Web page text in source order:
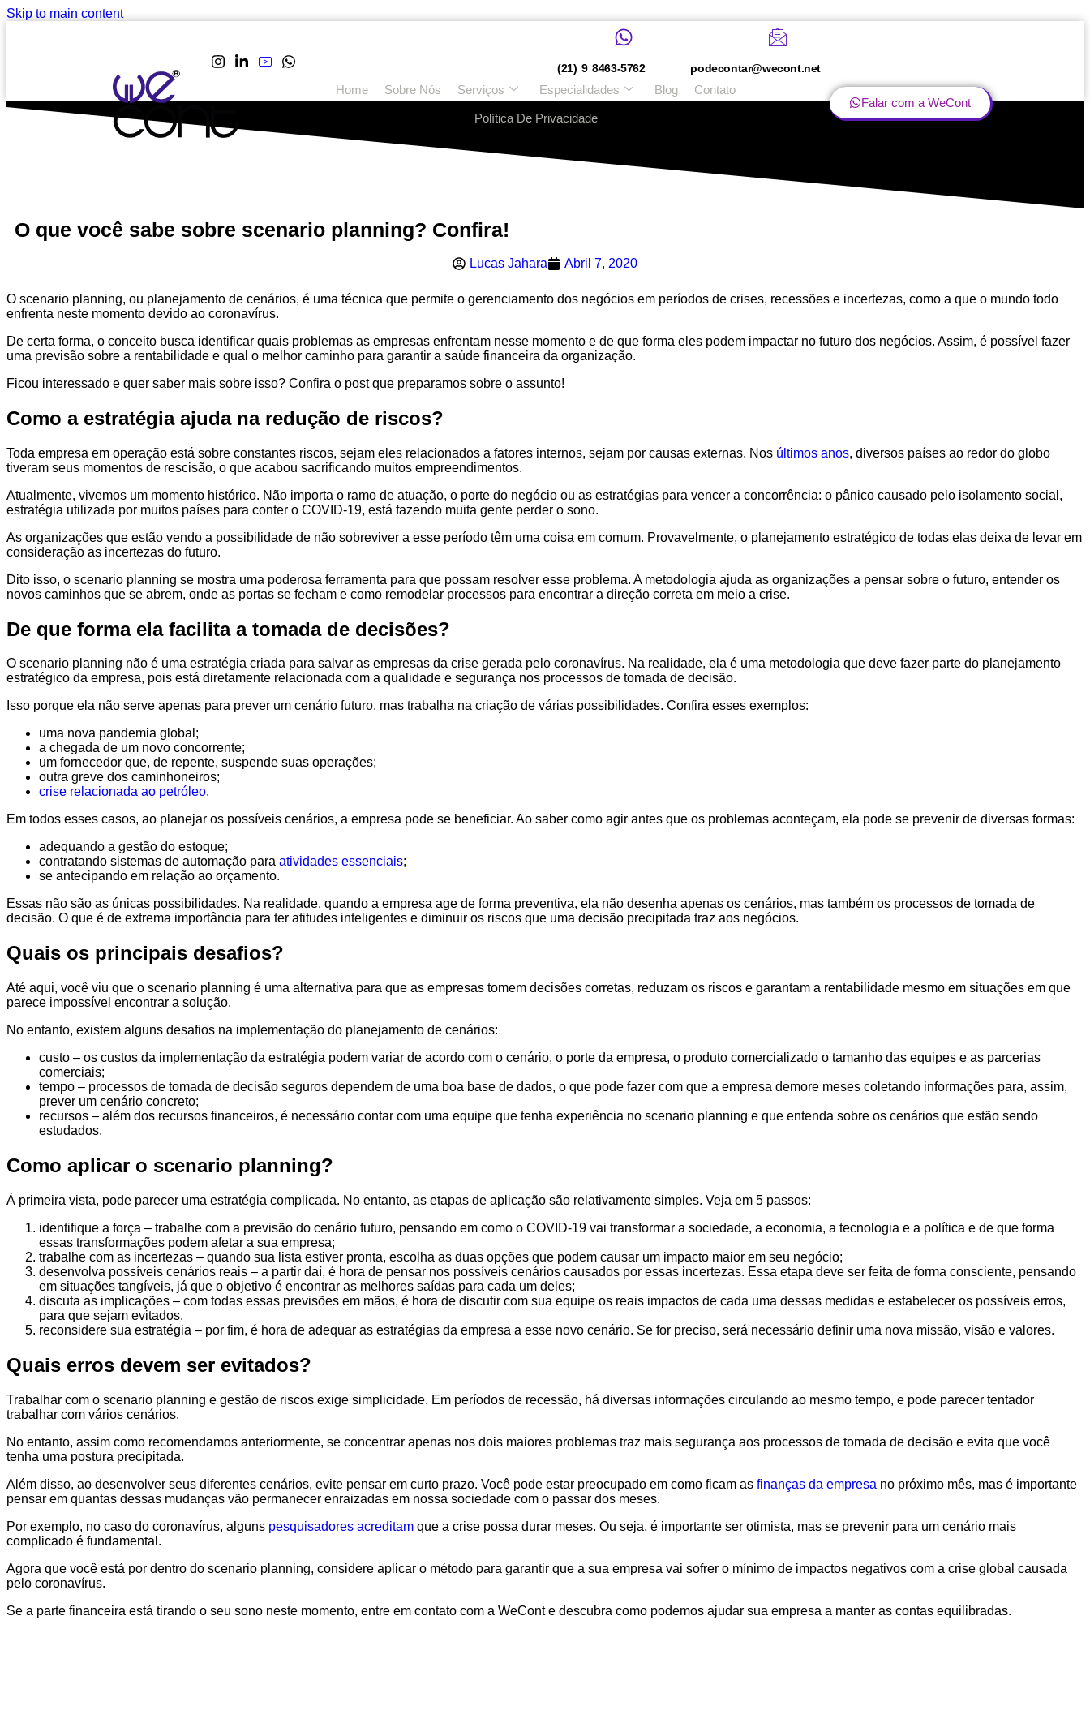
Skip to main content
(21) 9 8463-5762 podecontar@wecont.net
Home Sobre Nós Serviços Especialidades Blog Contato
Política De Privacidade
Falar com a WeCont
O que você sabe sobre scenario planning? Confira!
Lucas Jahara Abril 7, 2020
O scenario planning, ou planejamento de cenários, é uma técnica que permite o gerenciamento dos negócios em períodos de crises, recessões e incertezas, como a que o mundo todo
enfrenta neste momento devido ao coronavírus.
De certa forma, o conceito busca identificar quais problemas as empresas enfrentam nesse momento e de que forma eles podem impactar no futuro dos negócios. Assim, é possível fazer
uma previsão sobre a rentabilidade e qual o melhor caminho para garantir a saúde financeira da organização.
Ficou interessado e quer saber mais sobre isso? Confira o post que preparamos sobre o assunto!
Como a estratégia ajuda na redução de riscos?
Toda empresa em operação está sobre constantes riscos, sejam eles relacionados a fatores internos, sejam por causas externas. Nos últimos anos, diversos países ao redor do globo
tiveram seus momentos de rescisão, o que acabou sacrificando muitos empreendimentos.
Atualmente, vivemos um momento histórico. Não importa o ramo de atuação, o porte do negócio ou as estratégias para vencer a concorrência: o pânico causado pelo isolamento social,
estratégia utilizada por muitos países para conter o COVID-19, está fazendo muita gente perder o sono.
As organizações que estão vendo a possibilidade de não sobreviver a esse período têm uma coisa em comum. Provavelmente, o planejamento estratégico de todas elas deixa de levar em
consideração as incertezas do futuro.
Dito isso, o scenario planning se mostra uma poderosa ferramenta para que possam resolver esse problema. A metodologia ajuda as organizações a pensar sobre o futuro, entender os
novos caminhos que se abrem, onde as portas se fecham e como remodelar processos para encontrar a direção correta em meio a crise.
De que forma ela facilita a tomada de decisões?
O scenario planning não é uma estratégia criada para salvar as empresas da crise gerada pelo coronavírus. Na realidade, ela é uma metodologia que deve fazer parte do planejamento
estratégico da empresa, pois está diretamente relacionada com a qualidade e segurança nos processos de tomada de decisão.
Isso porque ela não serve apenas para prever um cenário futuro, mas trabalha na criação de várias possibilidades. Confira esses exemplos:
uma nova pandemia global;
a chegada de um novo concorrente;
um fornecedor que, de repente, suspende suas operações;
outra greve dos caminhoneiros;
crise relacionada ao petróleo.
Em todos esses casos, ao planejar os possíveis cenários, a empresa pode se beneficiar. Ao saber como agir antes que os problemas aconteçam, ela pode se prevenir de diversas formas:
adequando a gestão do estoque;
contratando sistemas de automação para atividades essenciais;
se antecipando em relação ao orçamento.
Essas não são as únicas possibilidades. Na realidade, quando a empresa age de forma preventiva, ela não desenha apenas os cenários, mas também os processos de tomada de
decisão. O que é de extrema importância para ter atitudes inteligentes e diminuir os riscos que uma decisão precipitada traz aos negócios.
Quais os principais desafios?
Até aqui, você viu que o scenario planning é uma alternativa para que as empresas tomem decisões corretas, reduzam os riscos e garantam a rentabilidade mesmo em situações em que
parece impossível encontrar a solução.
No entanto, existem alguns desafios na implementação do planejamento de cenários:
custo – os custos da implementação da estratégia podem variar de acordo com o cenário, o porte da empresa, o produto comercializado o tamanho das equipes e as parcerias
comerciais;
tempo – processos de tomada de decisão seguros dependem de uma boa base de dados, o que pode fazer com que a empresa demore meses coletando informações para, assim,
prever um cenário concreto;
recursos – além dos recursos financeiros, é necessário contar com uma equipe que tenha experiência no scenario planning e que entenda sobre os cenários que estão sendo
estudados.
Como aplicar o scenario planning?
À primeira vista, pode parecer uma estratégia complicada. No entanto, as etapas de aplicação são relativamente simples. Veja em 5 passos:
identifique a força – trabalhe com a previsão do cenário futuro, pensando em como o COVID-19 vai transformar a sociedade, a economia, a tecnologia e a política e de que forma
essas transformações podem afetar a sua empresa;
trabalhe com as incertezas – quando sua lista estiver pronta, escolha as duas opções que podem causar um impacto maior em seu negócio;
desenvolva possíveis cenários reais – a partir daí, é hora de pensar nos possíveis cenários causados por essas incertezas. Essa etapa deve ser feita de forma consciente, pensando
em situações tangíveis, já que o objetivo é encontrar as melhores saídas para cada um deles;
discuta as implicações – com todas essas previsões em mãos, é hora de discutir com sua equipe os reais impactos de cada uma dessas medidas e estabelecer os possíveis erros,
para que sejam evitados.
reconsidere sua estratégia – por fim, é hora de adequar as estratégias da empresa a esse novo cenário. Se for preciso, será necessário definir uma nova missão, visão e valores.
Quais erros devem ser evitados?
Trabalhar com o scenario planning e gestão de riscos exige simplicidade. Em períodos de recessão, há diversas informações circulando ao mesmo tempo, e pode parecer tentador
trabalhar com vários cenários.
No entanto, assim como recomendamos anteriormente, se concentrar apenas nos dois maiores problemas traz mais segurança aos processos de tomada de decisão e evita que você
tenha uma postura precipitada.
Além disso, ao desenvolver seus diferentes cenários, evite pensar em curto prazo. Você pode estar preocupado em como ficam as finanças da empresa no próximo mês, mas é importante
pensar em quantas dessas mudanças vão permanecer enraizadas em nossa sociedade com o passar dos meses.
Por exemplo, no caso do coronavírus, alguns pesquisadores acreditam que a crise possa durar meses. Ou seja, é importante ser otimista, mas se prevenir para um cenário mais
complicado é fundamental.
Agora que você está por dentro do scenario planning, considere aplicar o método para garantir que a sua empresa vai sofrer o mínimo de impactos negativos com a crise global causada
pelo coronavírus.
Se a parte financeira está tirando o seu sono neste momento, entre em contato com a WeCont e descubra como podemos ajudar sua empresa a manter as contas equilibradas.